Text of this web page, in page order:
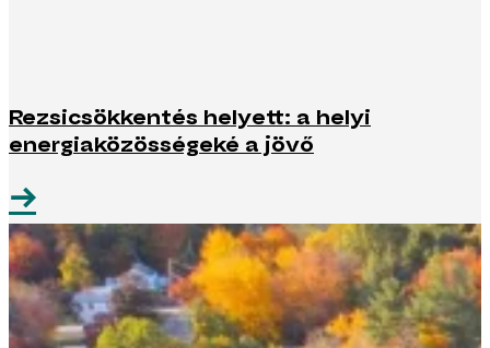
Rezsicsökkentés helyett: a helyi
energiaközösségeké a jövő
→